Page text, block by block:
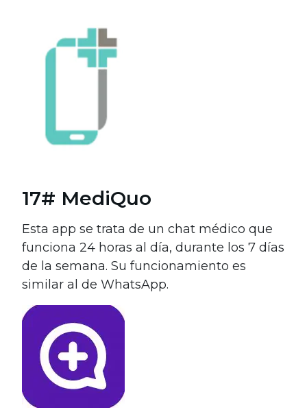
17# MediQuo
Esta app se trata de un chat médico que
funciona 24 horas al día, durante los 7 días
de la semana. Su funcionamiento es
similar al de WhatsApp.